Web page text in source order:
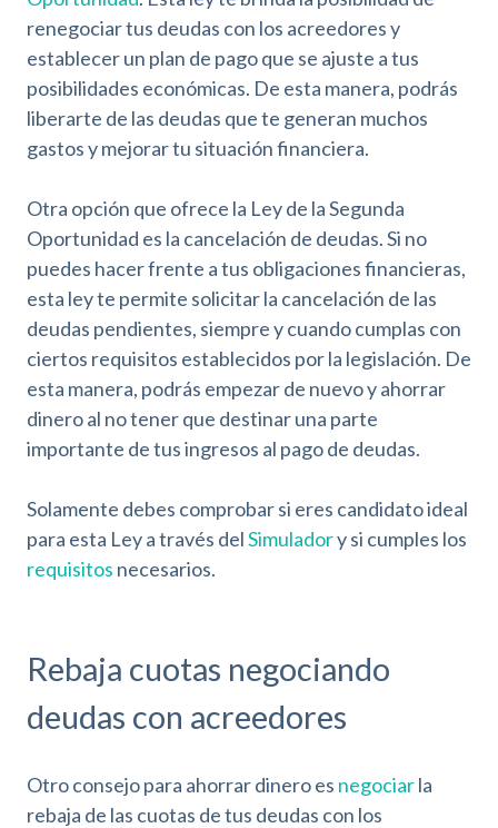
renegociar tus deudas con los acreedores y
establecer un plan de pago que se ajuste a tus
posibilidades económicas. De esta manera, podrás
liberarte de las deudas que te generan muchos
gastos y mejorar tu situación financiera.
Otra opción que ofrece la Ley de la Segunda
Oportunidad es la cancelación de deudas. Si no
puedes hacer frente a tus obligaciones financieras,
esta ley te permite solicitar la cancelación de las
deudas pendientes, siempre y cuando cumplas con
ciertos requisitos establecidos por la legislación. De
esta manera, podrás empezar de nuevo y ahorrar
dinero al no tener que destinar una parte
importante de tus ingresos al pago de deudas.
Solamente debes comprobar si eres candidato ideal
para esta Ley a través delSimuladory si cumples los
requisitos necesarios.
Rebaja cuotas negociando
deudas con acreedores
Otro consejo para ahorrar dinero es negociarla
rebaja de las cuotas de tus deudas con los